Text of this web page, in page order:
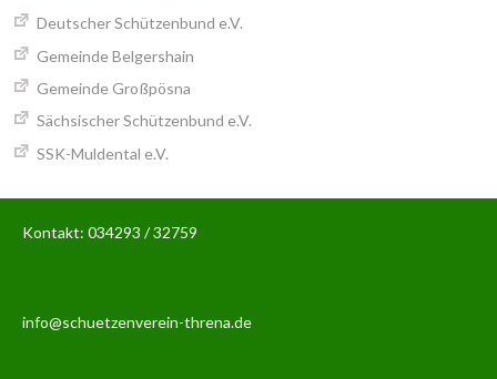
Deutscher Schützenbund e.V.
Gemeinde Belgershain
Gemeinde Großpösna
Sächsischer Schützenbund e.V.
SSK-Muldental e.V.
Kontakt: 034293 / 32759
info@schuetzenverein-threna.de